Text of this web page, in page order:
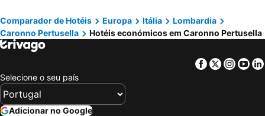
Hotel Berna
Hotel Degli Arcimboldi
Meliá Milano
Hotel Raffaello
43 Station Hotel
Doria Grand Hotel
Best Western The Hub Hotel
Golden Milano Hotel
NH Collection Milano Touring
Comparador de Hotéis Europa Itália
Lombardia
Caronno Pertusella
Hotéis económicos em Caronno Pertusella
Facebook
Twitter
Selecione o seu país
Adicionar no Google